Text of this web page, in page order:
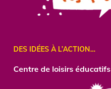
DES IDÉES À L’ACTION…
Centrede loisirs éducatifs